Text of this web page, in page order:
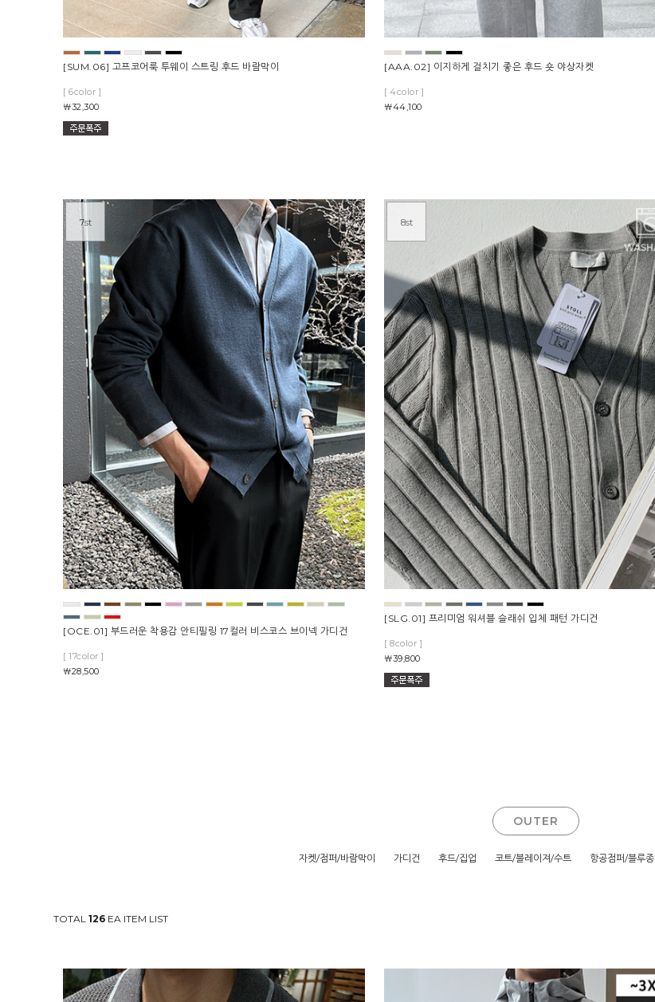
[SUM.06] 고프코어룩 투웨이 스트링 후드 바람막이
[ 6color ]
￦32,300
[AAA.02] 이지하게 걸치기 좋은 후드 숏 야상자켓
[ 4color ]
￦44,100
7st
[OCE.01] 부드러운 착용감 안티필링 17컬러 비스코스 브이넥 가디건
[ 17color ]
￦28,500
8st
[SLG.01] 프리미엄 워셔블 슬래쉬 입체 패턴 가디건
[ 8color ]
￦39,800
OUTER
자켓/점퍼/바람막이 가디건 후드/집업 코트/블레이져/수트 항공점퍼/블루종
TOTAL126 EA ITEM LIST